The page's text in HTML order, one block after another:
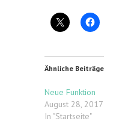
Ähnliche Beiträge
Neue Funktion
August 28, 2017
In "Startseite"